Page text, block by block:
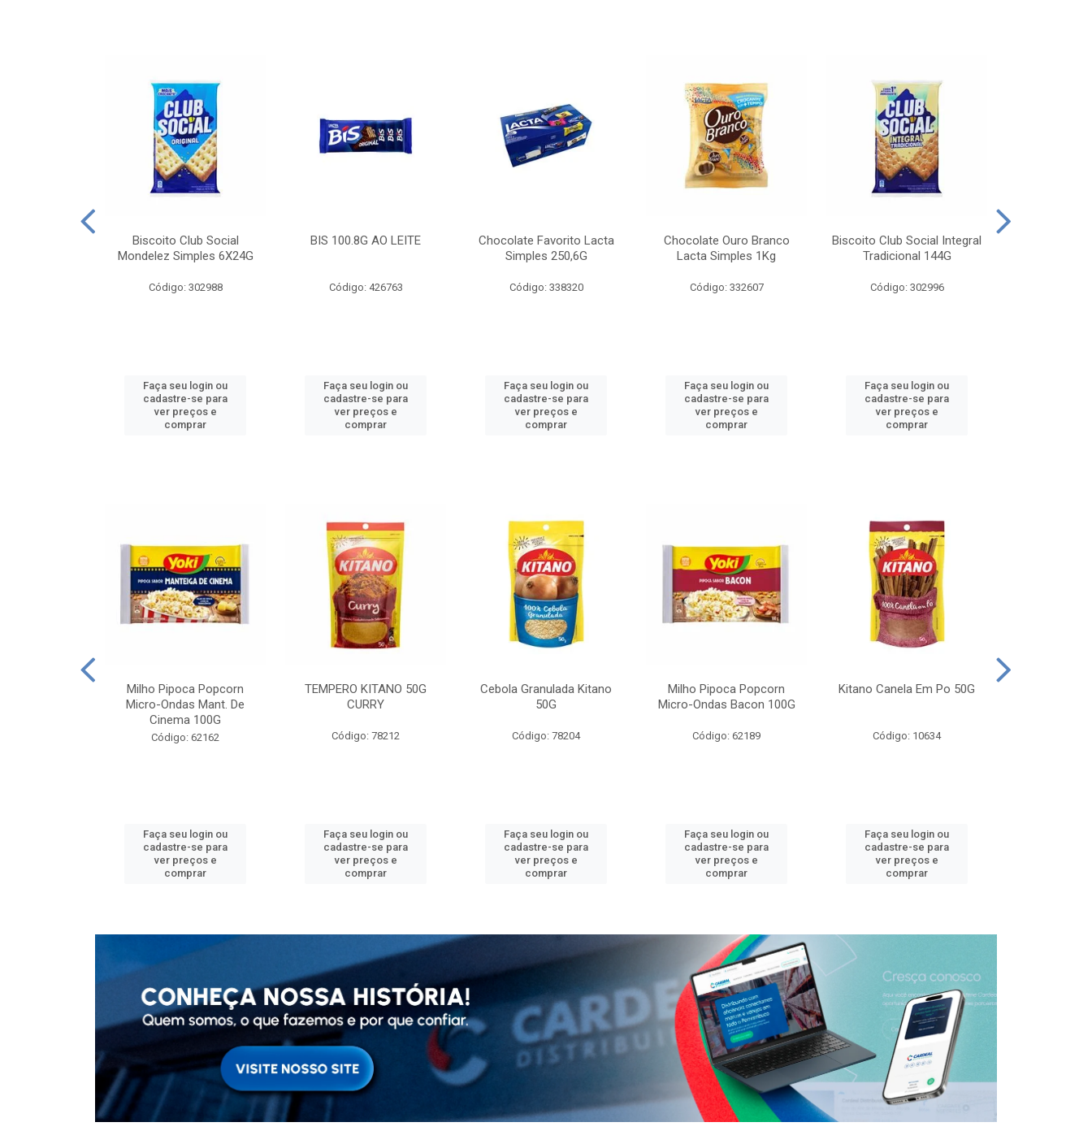
Biscoito Club Social
Mondelez Simples 6X24G
Código: 302988
Faça seu login ou
cadastre-se para
ver preços e
comprar
BIS 100.8G AO LEITE
Código: 426763
Faça seu login ou
cadastre-se para
ver preços e
comprar
Chocolate Favorito Lacta
Simples 250,6G
Código: 338320
Faça seu login ou
cadastre-se para
ver preços e
comprar
Chocolate Ouro Branco
Lacta Simples 1Kg
Código: 332607
Faça seu login ou
cadastre-se para
ver preços e
comprar
Biscoito Club Social Integral
Tradicional 144G
Código: 302996
Faça seu login ou
cadastre-se para
ver preços e
comprar
Milho Pipoca Popcorn
Micro-Ondas Mant. De
Cinema 100G
Código: 62162
Faça seu login ou
cadastre-se para
ver preços e
comprar
TEMPERO KITANO 50G
CURRY
Código: 78212
Faça seu login ou
cadastre-se para
ver preços e
comprar
Cebola Granulada Kitano
50G
Código: 78204
Faça seu login ou
cadastre-se para
ver preços e
comprar
Milho Pipoca Popcorn
Micro-Ondas Bacon 100G
Código: 62189
Faça seu login ou
cadastre-se para
ver preços e
comprar
Kitano Canela Em Po 50G
Código: 10634
Faça seu login ou
cadastre-se para
ver preços e
comprar